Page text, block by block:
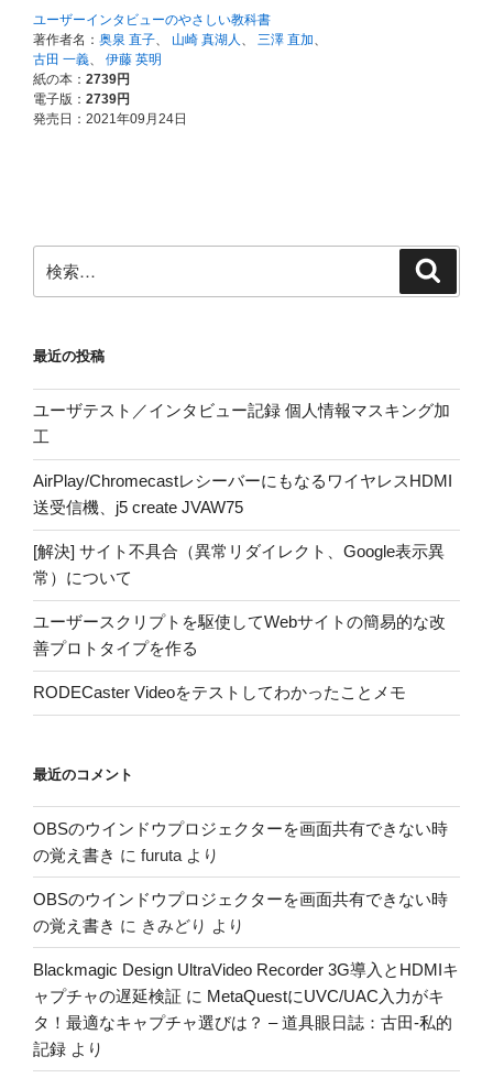
索:
最近の投稿
ユーザテスト／インタビュー記録 個人情報マスキング加
工
AirPlay/ChromecastレシーバーにもなるワイヤレスHDMI
送受信機、j5 create JVAW75
[解決] サイト不具合（異常リダイレクト、Google表示異
常）について
ユーザースクリプトを駆使してWebサイトの簡易的な改
善プロトタイプを作る
RODECaster Videoをテストしてわかったことメモ
最近のコメント
OBSのウインドウプロジェクターを画面共有できない時
の覚え書き に furuta より
OBSのウインドウプロジェクターを画面共有できない時
の覚え書き に きみどり より
Blackmagic Design UltraVideo Recorder 3G導入とHDMIキ
ャプチャの遅延検証 に MetaQuestにUVC/UAC入力がキ
タ！最適なキャプチャ選びは？ – 道具眼日誌：古田-私的
記録 より